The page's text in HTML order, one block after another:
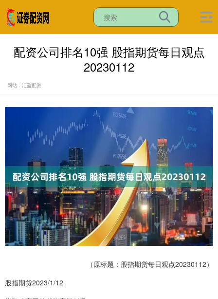
配资公司排名10强 股指期货每日观点
20230112
网站：汇盈配资
（原标题：股指期货每日观点20230112）
股指期货2023/1/12